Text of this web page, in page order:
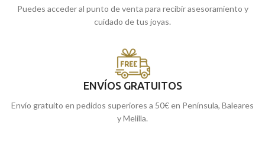
Puedes acceder al punto de venta para recibir asesoramiento y
cuidado de tus joyas.
ENVÍOS GRATUITOS
Envío gratuito en pedidos superiores a 50€ en Península, Baleares
y Melilla.